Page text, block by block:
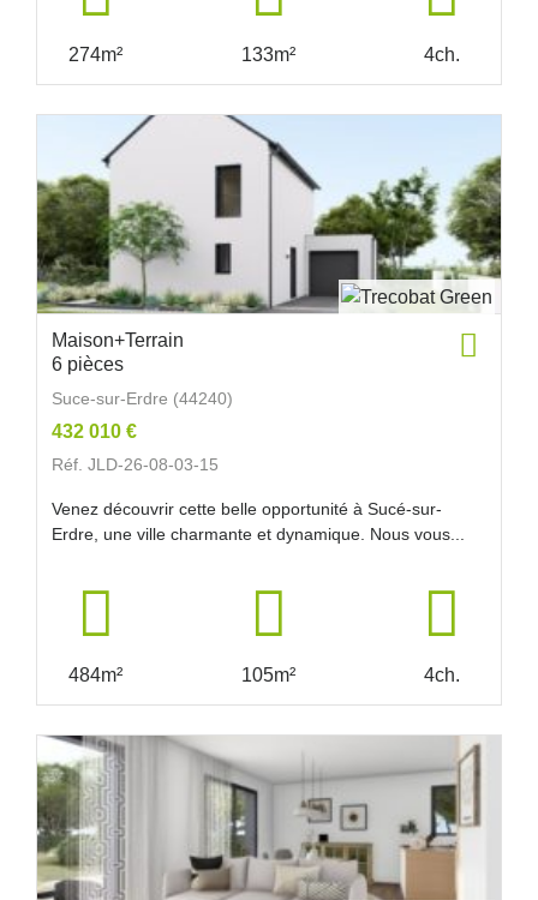
274m² 133m² 4ch.
Maison+Terrain
6 pièces
Suce-sur-Erdre (44240)
432 010 €
Réf. JLD-26-08-03-15
Venez découvrir cette belle opportunité à Sucé-sur-
Erdre, une ville charmante et dynamique. Nous vous...
484m² 105m² 4ch.